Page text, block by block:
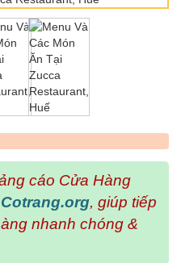
cáo Cửa Hàng
Cotrang.org, giúp tiếp
nhanh chóng &